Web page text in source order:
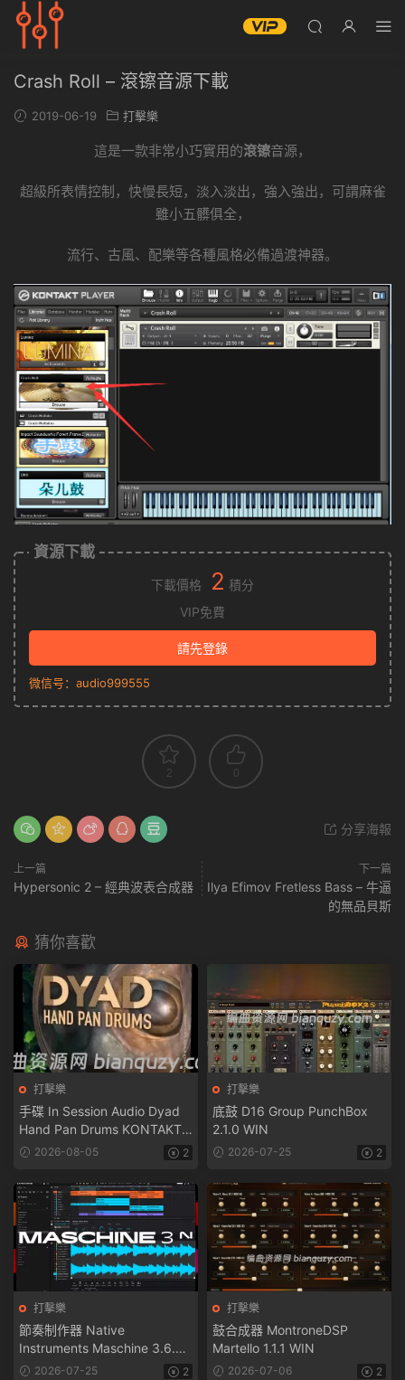
Crash Roll – 滾镲音源下載
2019-06-19 打擊樂
這是一款非常小巧實用的滾镲音源，
超級所表情控制，快慢長短，淡入淡出，強入強出，可謂麻雀
雖小五髒俱全，
流行、古風、配樂等各種風格必備過渡神器。
資源下載
下載價格 2 積分
VIP免費
請先登錄
微信号：audio999555
2 0
分享海報
上一篇
Hypersonic 2 – 經典波表合成器
下一篇
Ilya Efimov Fretless Bass – 牛逼
的無品貝斯
猜你喜歡
打擊樂
手碟 In Session Audio Dyad
Hand Pan Drums KONTAKT-
ARCADiA
2026-08-05 2
打擊樂
底鼓 D16 Group PunchBox
2.1.0 WIN
2026-07-25 2
打擊樂
節奏制作器 Native
Instruments Maschine 3.6.0
X64 WiN
2026-07-25 2
打擊樂
鼓合成器 MontroneDSP
Martello 1.1.1 WIN
2026-07-06 2